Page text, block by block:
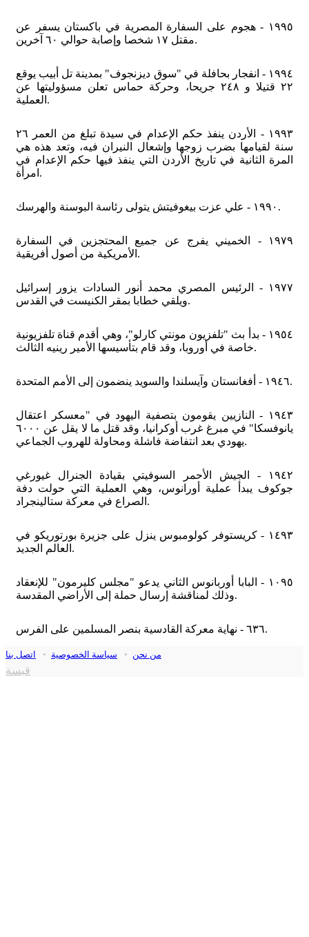
١٩٩٥ - هجوم على السفارة المصرية في باكستان يسفر عن
مقتل ١٧ شخصا وإصابة حوالي ٦٠ آخرين.
١٩٩٤ - انفجار بحافلة في "سوق ديزنجوف" بمدينة تل أبيب يوقع
٢٢ قتيلا و ٢٤٨ جريحا، وحركة حماس تعلن مسؤوليتها عن
العملية.
١٩٩٣ - الأردن ينفذ حكم الإعدام في سيدة تبلغ من العمر ٢٦
سنة لقيامها بضرب زوجها وإشعال النيران فيه، وتعد هذه هي
المرة الثانية في تاريخ الأردن التي ينفذ فيها حكم الإعدام في
امرأة.
١٩٩٠ - علي عزت بيغوفيتش يتولى رئاسة البوسنة والهرسك.
١٩٧٩ - الخميني يفرج عن جميع المحتجزين في السفارة
الأمريكية من أصول أفريقية.
١٩٧٧ - الرئيس المصري محمد أنور السادات يزور إسرائيل
ويلقي خطابا بمقر الكنيست في القدس.
١٩٥٤ - بدأ بث "تلفزيون مونتي كارلو"، وهي أقدم قناة تلفزيونية
خاصة في أوروبا، وقد قام بتأسيسها الأمير رينيه الثالث.
١٩٤٦ - أفغانستان وآيسلندا والسويد ينضمون إلى الأمم المتحدة.
١٩٤٣ - النازيين يقومون بتصفية اليهود في "معسكر اعتقال
يانوفسكا" في مبرغ غرب أوكرانيا، وقد قتل ما لا يقل عن ٦٠٠٠
يهودي بعد انتفاضة فاشلة ومحاولة للهروب الجماعي.
١٩٤٢ - الجيش الأحمر السوفيتي بقيادة الجنرال غيورغي
جوكوف يبدأ عملية أورانوس، وهي العملية التي حولت دفة
الصراع في معركة ستالينجراد.
١٤٩٣ - كريستوفر كولومبوس ينزل على جزيرة بورتوريكو في
العالم الجديد.
١٠٩٥ - البابا أوربانوس الثاني يدعو "مجلس كليرمون" للإنعقاد
وذلك لمناقشة إرسال حملة إلى الأراضي المقدسة.
٦٣٦ - نهاية معركة القادسية بنصر المسلمين على الفرس.
من نحن • سياسة الخصوصية • اتصل بنا
قبسة